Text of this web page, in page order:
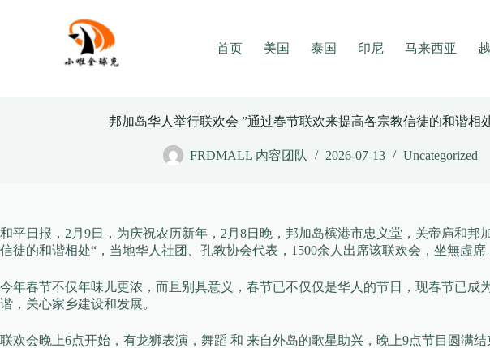
首页
美国 泰国 印尼 马来西亚
邦加岛华人举行联欢会 ”通过春节联欢来提高各宗教信徒的和谐相
FRDMALL 内容团队 2026-07-13 Uncategorized
和平日报，2月9日，为庆祝农历新年，2月8日晚，邦加岛槟港市忠义堂，关帝庙和
信徒的和谐相处“，当地华人社团、孔教协会代表，1500余人出席该联欢会，坐無虛席
今年春节不仅年味儿更浓，而且别具意义，春节已不仅仅是华人的节日，现春节已
谐，关心家乡建设和发展。
联欢会晚上6点开始，有龙狮表演，舞蹈 和 来自外岛的歌星助兴，晚上9点节目圆满结